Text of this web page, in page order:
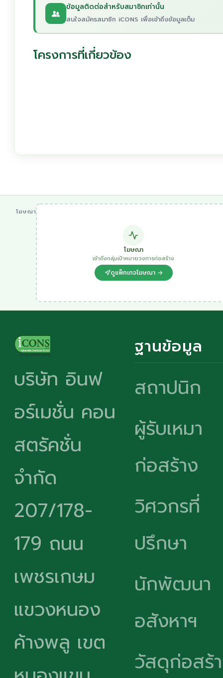
ข้อมูลติดต่อสำหรับสมาชิกเท่านั้น
สนใจสมัครสมาชิก iCONS เพื่อเข้าถึงข้อมูลเต็ม
โครงการที่เกี่ยวข้อง
โฆษณา
โฆษณา
เข้าถึงกลุ่มเป้าหมายวงการก่อสร้าง
ดูแพ็กเกจโฆษณา →
บริษัท อินฟ
อร์เมชั่น คอน
สตรัคชั่น
จำกัด
207/178-
179 ถนน
เพชรเกษม
แขวงหนอง
ค้างพลู เขต
ฐานข้อมูล
สถาปนิก
ผู้รับเหมา
ก่อสร้าง
วิศวกรที่
ปรึกษา
นักพัฒนา
อสังหาฯ
วัสดุก่อสร้